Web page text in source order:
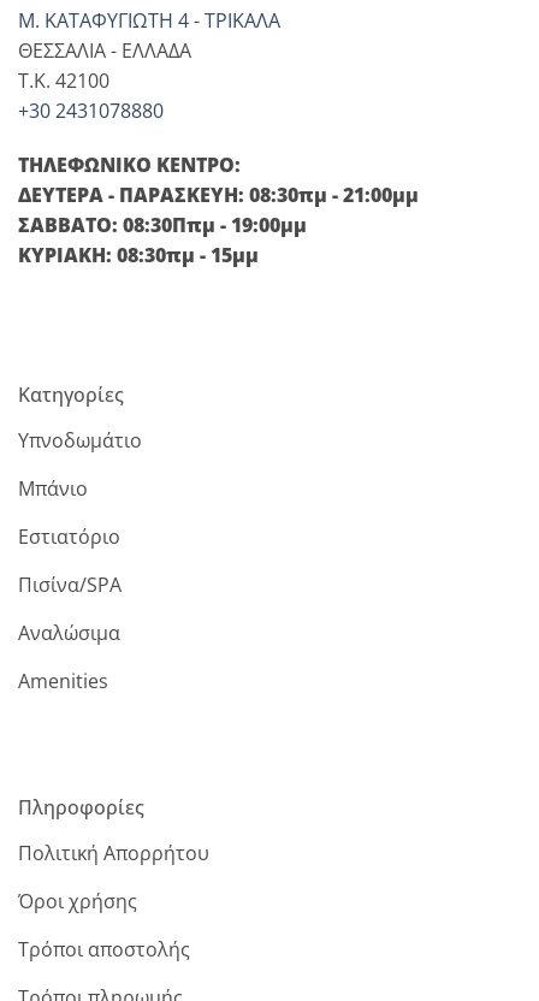
Μ. ΚΑΤΑΦΥΓΙΩΤΗ 4 - ΤΡΙΚΑΛΑ
ΘΕΣΣΑΛΙΑ - ΕΛΛΑΔΑ
T.K. 42100
+30 2431078880
ΤΗΛΕΦΩΝΙΚΟ ΚΕΝΤΡΟ:
ΔΕΥΤΕΡΑ - ΠΑΡΑΣΚΕΥΗ: 08:30πμ - 21:00μμ
ΣΑΒΒΑΤΟ: 08:30Ππμ - 19:00μμ
ΚΥΡΙΑΚΗ: 08:30πμ - 15μμ
Κατηγορίες
Υπνοδωμάτιο
Μπάνιο
Εστιατόριο
Πισίνα/SPA
Αναλώσιμα
Amenities
Πληροφορίες
Πολιτική Απορρήτου
Όροι χρήσης
Τρόποι αποστολής